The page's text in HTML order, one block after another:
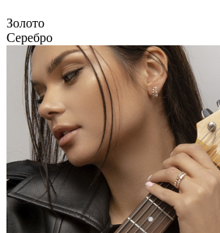
Золото
Серебро